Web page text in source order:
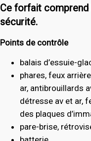
Ce forfait comprend
sécurité.
Points de contrôle
balais d’essuie-
phares, feux
ar, antibrouillards
détresse av et ar,
des plaques
pare-brise,